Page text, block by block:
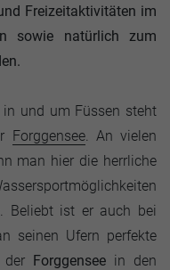
Freizeitaktivitäten im
sowie natürlich zum
in und um Füssen steht
Forggensee. An vielen
man hier die herrliche
Beliebt ist er auch bei
seinen Ufern perfekte
der Forggenseein den